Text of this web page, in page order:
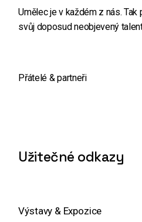
Umělec je v každém z nás.
svůj doposud neobjevený
Přátelé & partneři
Užitečné odkazy
Výstavy & Expozice